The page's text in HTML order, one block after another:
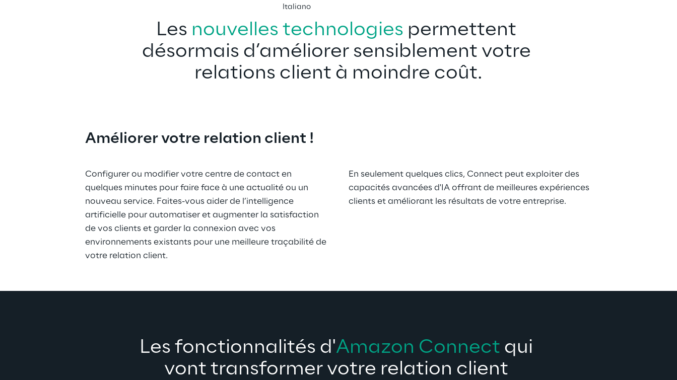
Italiano
Les nouvelles technologies permettent
désormais d’améliorer sensiblement votre
relations client à moindre coût.
Améliorer votre relation client !
Configurer ou modifier votre centre de contact en
quelques minutes pour faire face à une actualité ou un
nouveau service. Faites-vous aider de l’intelligence
artificielle pour automatiser et augmenter la satisfaction
de vos clients et garder la connexion avec vos
environnements existants pour une meilleure traçabilité de
votre relation client.
En seulement quelques clics, Connect peut exploiter des
capacités avancées d'IA offrant de meilleures expériences
clients et améliorant les résultats de votre entreprise.
Les fonctionnalités d'Amazon Connect qui
vont transformer votre relation client